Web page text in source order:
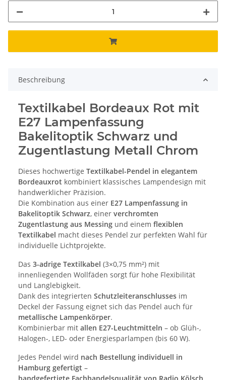
Beschreibung
Textilkabel Bordeaux Rot mit
E27 Lampenfassung
Bakelitoptik Schwarz und
Zugentlastung Metall Chrom
Dieses hochwertige Textilkabel-Pendel in elegantem
Bordeauxrot kombiniert klassisches Lampendesign mit
handwerklicher Präzision.
Die Kombination aus einer E27 Lampenfassung in
Bakelitoptik Schwarz, einer verchromten
Zugentlastung aus Messing und einem flexiblen
Textilkabel macht dieses Pendel zur perfekten Wahl für
individuelle Lichtprojekte.
Das 3-adrige Textilkabel (3×0,75 mm²) mit
innenliegenden Wollfäden sorgt für hohe Flexibilität
und Langlebigkeit.
Dank des integrierten Schutzleiteranschlusses im
Deckel der Fassung eignet sich das Pendel auch für
metallische Lampenkörper.
Kombinierbar mit allen E27-Leuchtmitteln – ob Glüh-,
Halogen-, LED- oder Energiesparlampen (bis 60 W).
Jedes Pendel wird nach Bestellung individuell in
Hamburg gefertigt –